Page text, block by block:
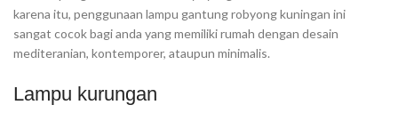
karena itu, penggunaan lampu gantung robyong kuningan ini
sangat cocok bagi anda yang memiliki rumah dengan desain
mediteranian, kontemporer, ataupun minimalis.
Lampu kurungan